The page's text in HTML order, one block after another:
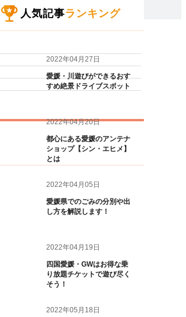
人気記事ランキング
2022年04月27日
愛媛・川遊びができるおす
すめ絶景ドライブスポット
2022年04月20日
都心にある愛媛のアンテナ
ショップ【シン・エヒメ】
とは
2022年04月05日
愛媛県でのごみの分別や出
し方を解説します！
2022年04月19日
四国愛媛・GWはお得な乗
り放題チケットで遊び尽く
そう！
2022年05月18日